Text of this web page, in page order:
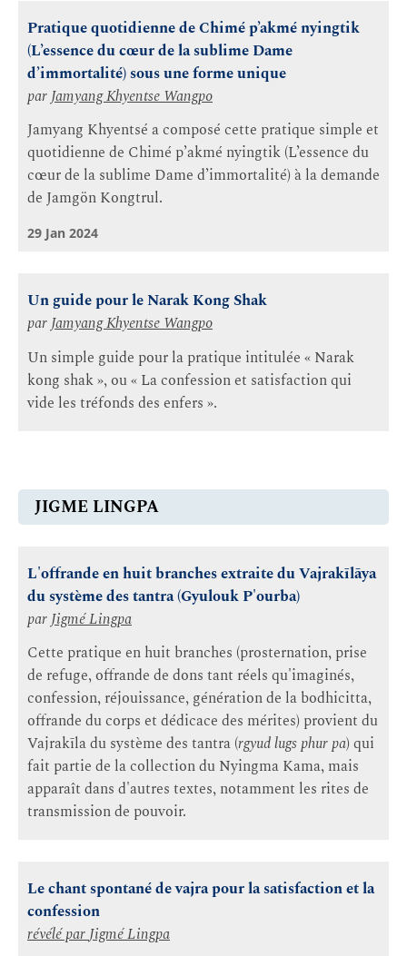
Pratique quotidienne de Chimé p’akmé nyingtik
(L’essence du cœur de la sublime Dame
d’immortalité) sous une forme unique
par Jamyang Khyentse Wangpo
Jamyang Khyentsé a composé cette pratique simple et
quotidienne de Chimé p’akmé nyingtik (L’essence du
cœur de la sublime Dame d’immortalité) à la demande
de Jamgön Kongtrul.
29 Jan 2024
Un guide pour le Narak Kong Shak
parJamyang Khyentse Wangpo
Un simple guide pour la pratique intitulée « Narak
kong shak », ou « La confession et satisfaction qui
vide les tréfonds des enfers ».
JIGME LINGPA
L'offrande en huit branches extraite du Vajrakīlāya
du système des tantra (Gyulouk P'ourba)
par Jigmé Lingpa
Cette pratique en huit branches (prosternation, prise
de refuge, offrande de dons tant réels qu'imaginés,
confession, réjouissance, génération de la bodhicitta,
offrande du corps et dédicace des mérites) provient du
Vajrakīla du système des tantra (rgyud lugs phur pa) qui
fait partie de la collection du Nyingma Kama, mais
apparaît dans d'autres textes, notamment les rites de
transmission de pouvoir.
Le chant spontané de vajra pour la satisfaction et la
confession
révélé parJigmé Lingpa